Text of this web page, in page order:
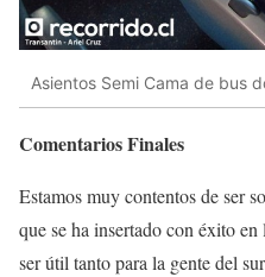
Asientos Semi Cama de bus
Comentarios Finales
Estamos muy contentos de ser
que se ha insertado con éxito
ser útil tanto para la gente del